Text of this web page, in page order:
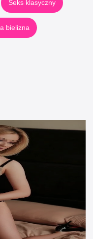
Seks klasyczny
bielizna